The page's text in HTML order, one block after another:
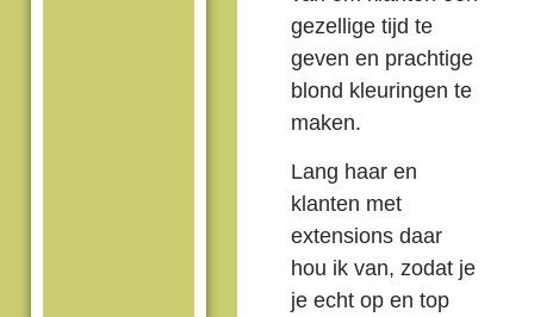
gezellige tijd te
geven en prachtige
blond kleuringen te
maken.
Lang haar en
klanten met
extensions daar
hou ik van, zodat je
je echt op en top